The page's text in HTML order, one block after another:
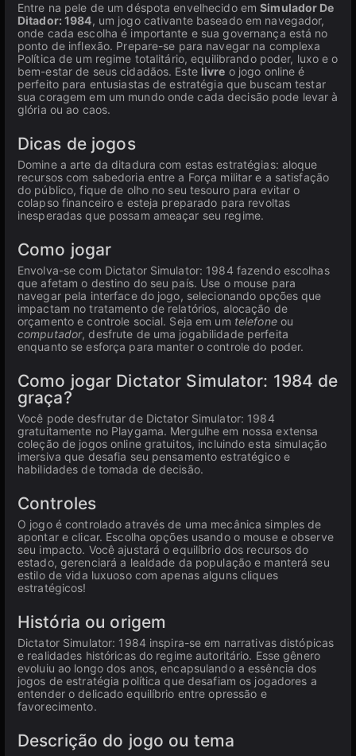
Entre na pele de um déspota envelhecido emSimulador De
Ditador: 1984, um jogo cativante baseado em navegador,
onde cada escolha é importante e sua governança está no
ponto de inflexão. Prepare-se para navegar na complexa
Política de um regime totalitário, equilibrando poder, luxo e o
bem-estar de seus cidadãos. Este livre o jogo online é
perfeito para entusiastas de estratégia que buscam testar
sua coragem em um mundo onde cada decisão pode levar à
glória ou ao caos.
Dicas de jogos
Domine a arte da ditadura com estas estratégias: aloque
recursos com sabedoria entre a Força militar e a satisfação
do público, fique de olho no seu tesouro para evitar o
colapso financeiro e esteja preparado para revoltas
inesperadas que possam ameaçar seu regime.
Como jogar
Envolva-se com Dictator Simulator: 1984 fazendo escolhas
que afetam o destino do seu país. Use o mouse para
navegar pela interface do jogo, selecionando opções que
impactam no tratamento de relatórios, alocação de
orçamento e controle social. Seja em um telefoneou
computador, desfrute de uma jogabilidade perfeita
enquanto se esforça para manter o controle do poder.
Como jogar Dictator Simulator: 1984 de
graça?
Você pode desfrutar de Dictator Simulator: 1984
gratuitamente no Playgama. Mergulhe em nossa extensa
coleção de jogos online gratuitos, incluindo esta simulação
imersiva que desafia seu pensamento estratégico e
habilidades de tomada de decisão.
Controles
O jogo é controlado através de uma mecânica simples de
apontar e clicar. Escolha opções usando o mouse e observe
seu impacto. Você ajustará o equilíbrio dos recursos do
estado, gerenciará a lealdade da população e manterá seu
estilo de vida luxuoso com apenas alguns cliques
estratégicos!
História ou origem
Dictator Simulator: 1984 inspira-se em narrativas distópicas
e realidades históricas do regime autoritário. Esse gênero
evoluiu ao longo dos anos, encapsulando a essência dos
jogos de estratégia política que desafiam os jogadores a
entender o delicado equilíbrio entre opressão e
favorecimento.
Descrição do jogo ou tema